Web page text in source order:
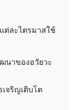
ต่ละไตรมาสใช้
นาของอวัยวะ
จริญเติบโต